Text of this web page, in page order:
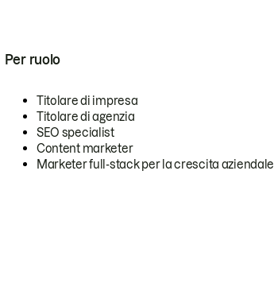
Per ruolo
Titolare di impresa
Titolare di agenzia
SEO specialist
Content marketer
Marketer full-stack per la crescita aziendale